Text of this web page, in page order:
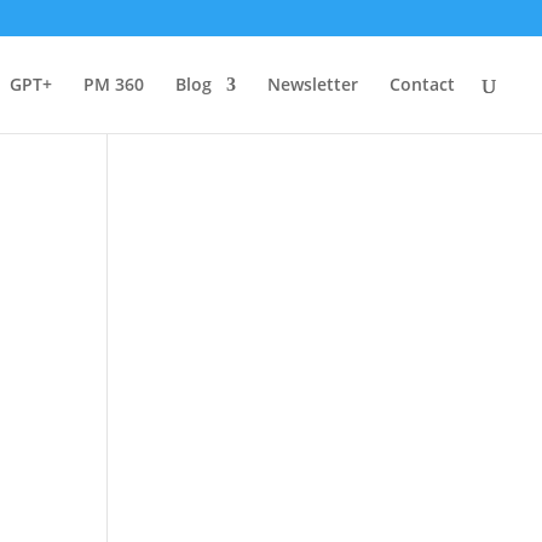
GPT+ PM 360 Blog Newsletter Contact